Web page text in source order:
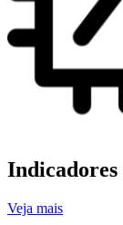
Indicadores
Veja mais